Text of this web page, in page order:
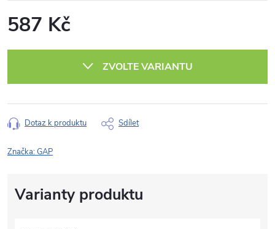
587 Kč
ZVOLTE VARIANTU
Dotaz k produktu Sdílet
Značka:GAP